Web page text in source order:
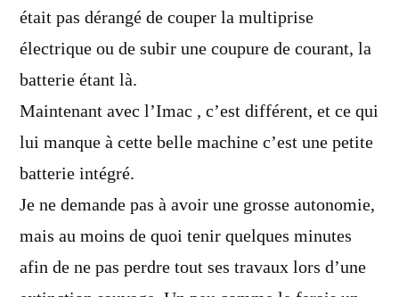
était pas dérangé de couper la multiprise
électrique ou de subir une coupure de courant, la
batterie étant là.
Maintenant avec l’Imac , c’est différent, et ce qui
lui manque à cette belle machine c’est une petite
batterie intégré.
Je ne demande pas à avoir une grosse autonomie,
mais au moins de quoi tenir quelques minutes
afin de ne pas perdre tout ses travaux lors d’une